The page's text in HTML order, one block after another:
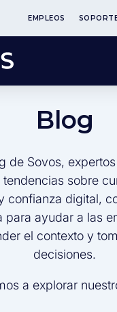
EMPLEOS
Blog
de Sovos,
tendencias sobre
confianza digital,
para ayudar a las
el contexto y
decisiones.
a explorar